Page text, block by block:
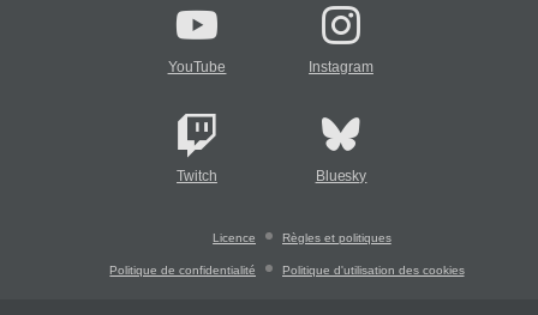
YouTube Instagram
Twitch Bluesky
Licence Règles et politiques
Politique de confidentialité Politique d'utilisation des cookies